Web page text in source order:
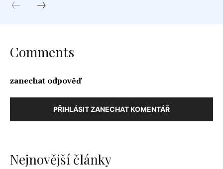
Comments
zanechat odpověď
PŘIHLÁSIT ZANECHAT KOMENTÁŘ
Nejnovější články